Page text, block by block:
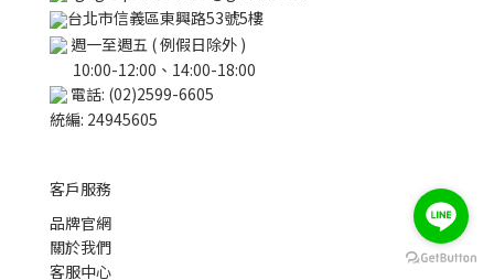
BUY NOW
台北市信義區東興路53號5樓
週一至週五 ( 例假日除外 )
10:00-12:00、14:00-18:00
電話: (02)2599-6605
統編: 24945605
客戶服務
品牌官網
關於我們
客服中心